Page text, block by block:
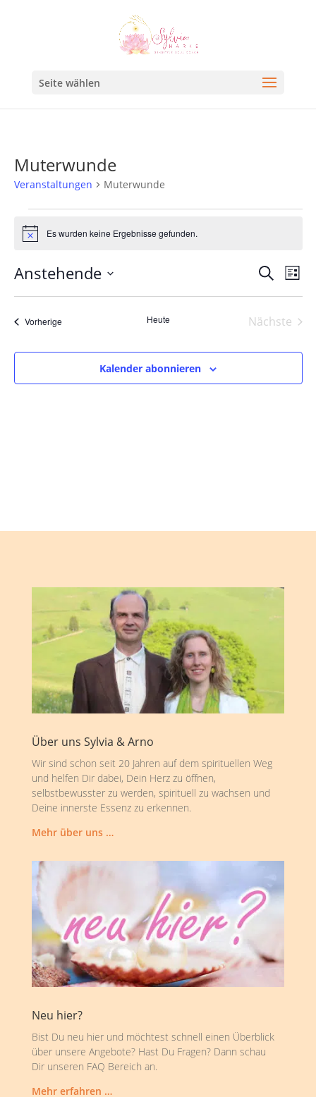
Seite wählen
Muterwunde
Veranstaltungen Muterwunde
HinweisEs wurden keine Ergebnisse gefunden.
Suche
und
SucheListe
Anstehende
Datum
wählen.
VorherigeVeranstaltungen Heute
Nächste
Kalender abonnieren
Über uns Sylvia & Arno
Wir sind schon seit 20 Jahren auf dem spirituellen Weg
und helfen Dir dabei, Dein Herz zu öffnen,
selbstbewusster zu werden, spirituell zu wachsen und
Deine innerste Essenz zu erkennen.
Mehr über uns …
Neu hier?
Bist Du neu hier und möchtest schnell einen Überblick
über unsere Angebote? Hast Du Fragen? Dann schau
Dir unseren FAQ Bereich an.
Mehr erfahren …